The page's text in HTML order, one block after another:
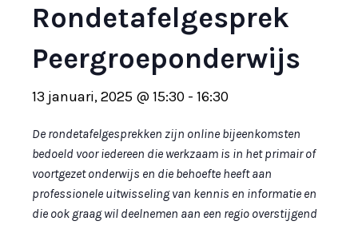
Rondetafelgesprek
Peergroeponderwijs
13 januari, 2025 @ 15:30 - 16:30
De rondetafelgesprekken zijn online bijeenkomsten
bedoeld voor iedereen die werkzaam is in het primair of
voortgezet onderwijs en die behoefte heeft aan
professionele uitwisseling van kennis en informatie en
die ook graag wil deelnemen aan een regio overstijgend